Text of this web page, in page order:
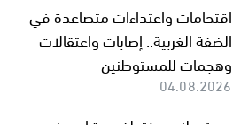
اقتحامات واعتداءات متصاعدة في
الضفة الغربية.. إصابات واعتقالات
وهجمات للمستوطنين
04.08.2026